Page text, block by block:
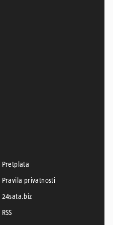
Pretplata
Pravila privatnosti
24sata.biz
RSS